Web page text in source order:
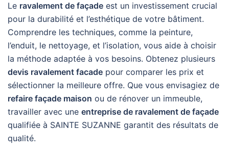
Le ravalement de façade est un investissement crucial
pour la durabilité et l’esthétique de votre bâtiment.
Comprendre les techniques, comme la peinture,
l’enduit, le nettoyage, et l’isolation, vous aide à choisir
la méthode adaptée à vos besoins. Obtenez plusieurs
devis ravalement facade pour comparer les prix et
sélectionner la meilleure offre. Que vous envisagiez de
refaire façade maison ou de rénover un immeuble,
travailler avec une entreprise de ravalement de façade
qualifiée à SAINTE SUZANNE garantit des résultats de
qualité.